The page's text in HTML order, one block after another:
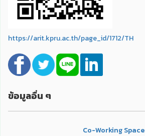
https://arit.kpru.ac.th/page_id/1712/TH
ข้อมูลอื่น ๆ
Co-Working Space